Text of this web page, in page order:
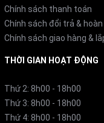
Chính sách thanh toán
Chính sách đổi trả &
Chính sách giao hàng &
THỜI GIAN HOẠT ĐỘNG
Thứ 2: 8h00 - 18h00
Thứ 3: 8h00 - 18h00
Thứ 4: 8h00 - 18h00